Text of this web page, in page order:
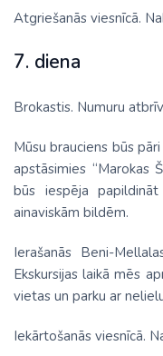
Atgriešanās viesnīcā.
7. diena
Brokastis. Numuru
Mūsu brauciens būs
apstāsimies “Marokas
būs iespēja
ainaviskām bildēm.
Ierašanās Beni-
Ekskursijas laikā mēs
vietas un parku ar
Iekārtošanās viesnīcā.